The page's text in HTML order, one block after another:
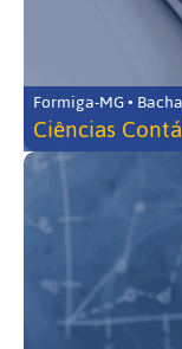
Formiga-MG •
Ciências